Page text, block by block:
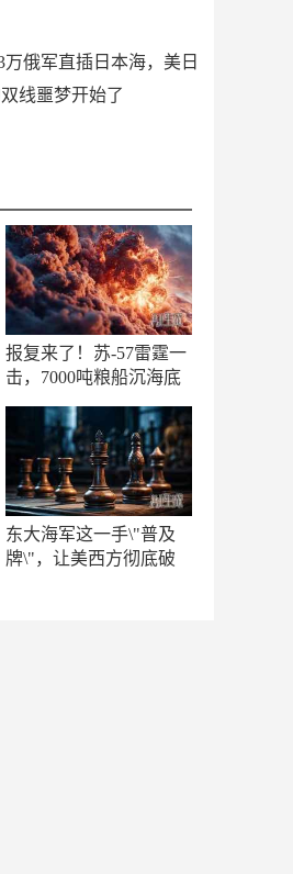
万俄军直插日本海，美日
线噩梦开始了
报复来了！苏-57雷霆一
击，7000吨粮船沉海底
东大海军这一手\"普及
牌\"，让美西方彻底破